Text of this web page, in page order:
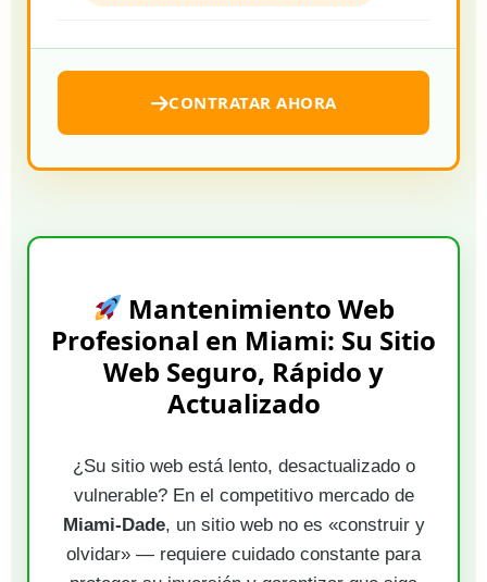
CONTRATAR AHORA
Mantenimiento Web
Profesional en Miami: Su Sitio
Web Seguro, Rápido y
Actualizado
¿Su sitio web está lento, desactualizado o
vulnerable? En el competitivo mercado de
Miami-Dade, un sitio web no es «construir y
olvidar» — requiere cuidado constante para